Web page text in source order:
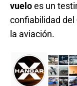
vueloes un
confiabilidad del
la aviación.